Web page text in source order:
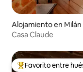
Alojamiento en Milán
Casa Claude
Favorito entre
Favorito entre